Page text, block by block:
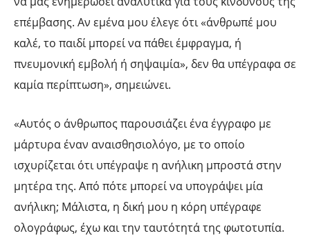
επέμβασης. Αν εμένα μου έλεγε ότι «άνθρωπέ μου
καλέ, το παιδί μπορεί να πάθει έμφραγμα, ή
πνευμονική εμβολή ή σηψαιμία», δεν θα υπέγραφα σε
καμία περίπτωση», σημειώνει.
«Αυτός ο άνθρωπος παρουσιάζει ένα έγγραφο με
μάρτυρα έναν αναισθησιολόγο, με το οποίο
ισχυρίζεται ότι υπέγραψε η ανήλικη μπροστά στην
μητέρα της. Από πότε μπορεί να υπογράψει μία
ανήλικη; Μάλιστα, η δική μου η κόρη υπέγραφε
ολογράφως, έχω και την ταυτότητά της φωτοτυπία.